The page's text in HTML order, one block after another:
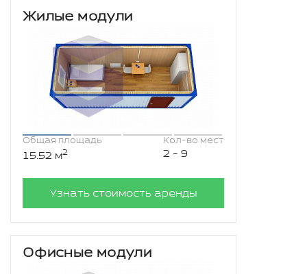
Жилые модули
Общая площадь
15.52 м2
Кол-во мест
2 - 9
Узнать стоимость аренды
Офисные модули